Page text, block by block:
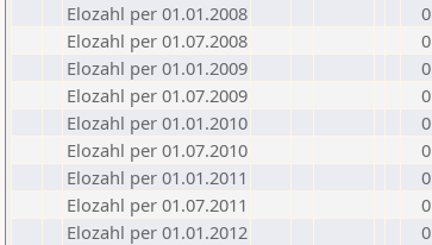
Elozahl per 01.01.2008
0
Elozahl per 01.07.2008
0
Elozahl per 01.01.2009
0
Elozahl per 01.07.2009
0
Elozahl per 01.01.2010
0
Elozahl per 01.07.2010
0
Elozahl per 01.01.2011
0
Elozahl per 01.07.2011
0
Elozahl per 01.01.2012
0